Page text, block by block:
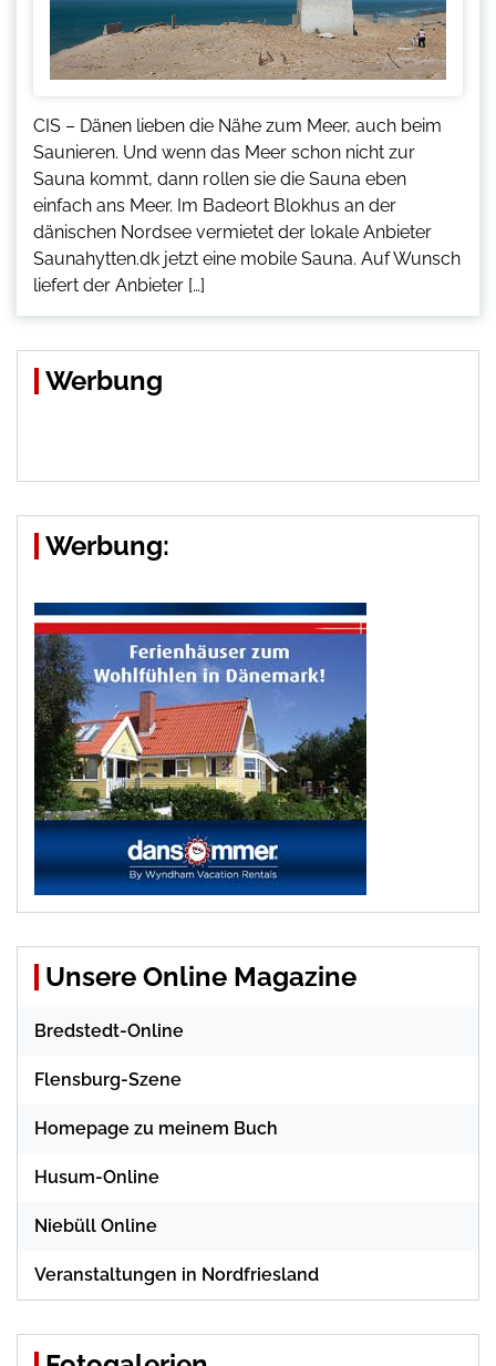
CIS – Dänen lieben die Nähe zum Meer, auch beim
Saunieren. Und wenn das Meer schon nicht zur
Sauna kommt, dann rollen sie die Sauna eben
einfach ans Meer. Im Badeort Blokhus an der
dänischen Nordsee vermietet der lokale Anbieter
Saunahytten.dk jetzt eine mobile Sauna. Auf Wunsch
liefert der Anbieter […]
Werbung
Werbung:
Unsere Online Magazine
Bredstedt-Online
Flensburg-Szene
Homepage zu meinem Buch
Husum-Online
Niebüll Online
Veranstaltungen in Nordfriesland